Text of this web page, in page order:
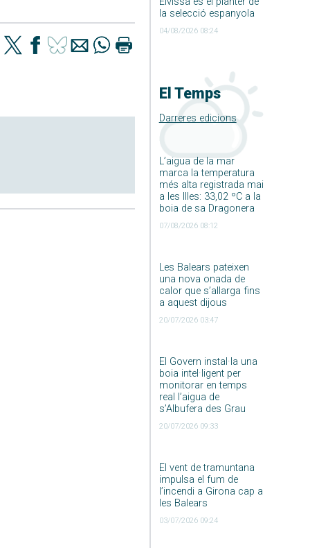
la selecció espanyola
04/08/2026 08:24
El Temps
Darreres edicions
L’aigua de la mar
marca la temperatura
més alta registrada mai
a les Illes: 33,02 ºC a la
boia de sa Dragonera
07/08/2026 08:12
Les Balears pateixen
una nova onada de
calor que s’allarga fins
a aquest dijous
20/07/2026 03:47
El Govern instal·la una
boia intel·ligent per
monitorar en temps
real l’aigua de
s’Albufera des Grau
20/07/2026 09:33
El vent de tramuntana
impulsa el fum de
l’incendi a Girona cap a
les Balears
03/07/2026 09:24